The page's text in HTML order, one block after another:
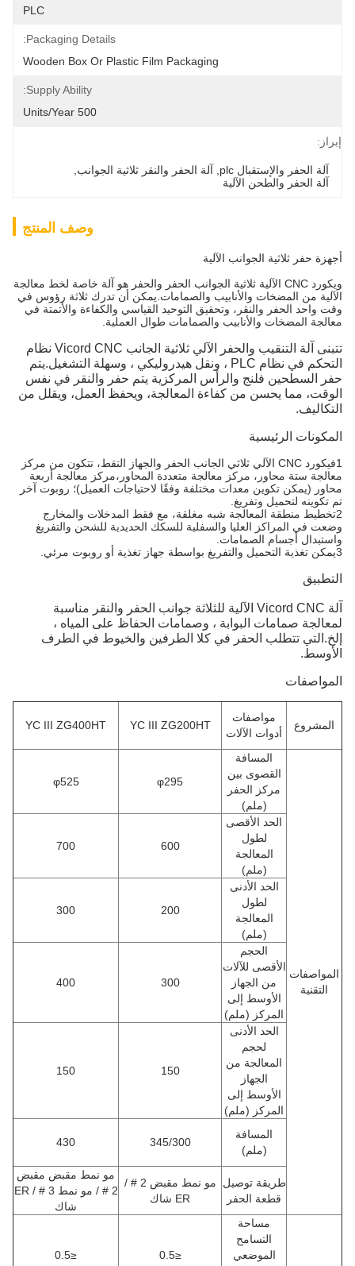
PLC
Packaging Details:
Wooden Box Or Plastic Film Packaging
Supply Ability:
500 Units/year
إبراز:
آلة الحفر والإستقبال plc , آلة الحفر والنقر ثلاثية الجوانب,
آلة الحفر والطحن الآلية
وصف المنتج
أجهزة حفر ثلاثية الجوانب الآلية
ويكورد CNC الآلية ثلاثية الجوانب الحفر والحفر هو آلة خاصة لخط معالجة
الآلية من المضخات والأنابيب والصمامات.يمكن أن تدرك ثلاثة رؤوس في
وقت واحد الحفر والنقر، وتحقيق التوحيد القياسي والكفاءة والأتمتة في
معالجة المضخات والأنابيب والصمامات طوال العملية.
تتبنى آلة التنقيب والحفر الآلي ثلاثية الجانب Vicord CNC نظام
التحكم في نظام PLC ، ونقل هيدروليكي ، وسهلة التشغيل.يتم
حفر السطحين فلنج والرأس المركزية يتم حفر والنقر في نفس
الوقت، مما يحسن من كفاءة المعالجة، ويحفظ العمل، ويقلل من
التكاليف.
المكونات الرئيسية
1فيكورد CNC الآلي ثلاثي الجانب الحفر والجهاز التقط، تتكون من مركز
معالجة ستة محاور، مركز معالجة متعددة المحاور،مركز معالجة أربعة
محاور (يمكن تكوين معدات مختلفة وفقًا لاحتياجات العميل)؛ روبوت آخر
تم تكوينه لتحميل وتفريغ.
2تخطيط منطقة المعالجة شبه مغلقة، مع فقط المدخلات والمخارج
وضعت في المراكز العليا والسفلية للسكك الحديدية للشحن والتفريغ
واستبدال أجسام الصمامات.
التطبيق
آلة Vicord CNC الآلية للثلاثة جوانب الحفر والنقر مناسبة
لمعالجة صمامات البوابة ، وصمامات الحفاظ على المياه ،
إلخ.التي تتطلب الحفر في كلا الطرفين والخيوط في الطرف
الأوسط.
المواصفات
المشروع
مواصفات
أدوات الآلات
YC III ZG200HT
YC III ZG400HT
المواصفات
التقنية
المسافة
القصوى بين
مركز الحفر
(ملم)
φ295
φ525
الحد الأقصى
لطول
المعالجة
(ملم)
600
700
الحد الأدنى
لطول
المعالجة
(ملم)
200
300
الحجم
الأقصى للآلات
من الجهاز
الأوسط إلى
المركز (ملم)
300
400
الحد الأدنى
لحجم
المعالجة من
الجهاز
الأوسط إلى
المركز (ملم)
150
150
المسافة
(ملم)
345/300
430
طريقة توصيل
قطعة الحفر
مو نمط مقبض 2 # /
ER شاك
مو نمط مقبض مقبض
2 # / مو نمط 3 # / ER
شاك
مساحة
التسامح
الموضعي
≤0.5
≤0.5